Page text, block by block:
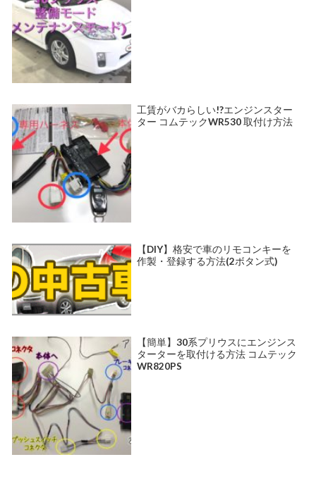
工賃がバカらしい!?エンジンスター
ター コムテックWR530 取付け方法
【DIY】格安で車のリモコンキーを
作製・登録する方法(2ボタン式)
【簡単】30系プリウスにエンジンス
ターターを取付ける方法 コムテック
WR820PS